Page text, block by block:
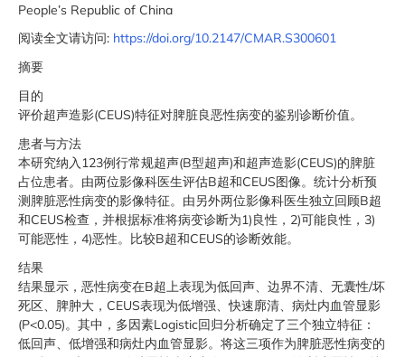
People’s Republic of China
阅读全文请访问: https://doi.org/10.2147/CMAR.S300601
摘要
目的
评价超声造影(CEUS)特征对脾脏良恶性病变的鉴别诊断价值。
患者与方法
本研究纳入123例行常规超声(B型超声)和超声造影(CEUS)的脾脏
占位患者。由两位影像科医生评估B超和CEUS图像。统计分析预
测脾脏恶性病变的影像特征。由另外两位影像科医生独立回顾B超
和CEUS检查，并根据标准将病变诊断为1)良性，2)可能良性，3)
可能恶性，4)恶性。比较B超和CEUS的诊断效能。
结果
结果显示，恶性病变在B超上表现为低回声、边界不清、无囊性/坏
死区、脾肿大，CEUS表现为低增强、快速廓清、病灶内血管显影
(P<0.05)。其中，多因素Logistic回归分析确定了三个独立特征：
低回声、低增强和病灶内血管显影。将这三项作为脾脏恶性病变的